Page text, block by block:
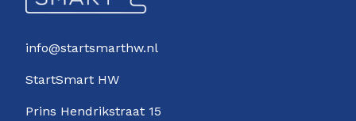
info@startsmarthw.nl
StartSmart HW
Prins Hendrikstraat 15